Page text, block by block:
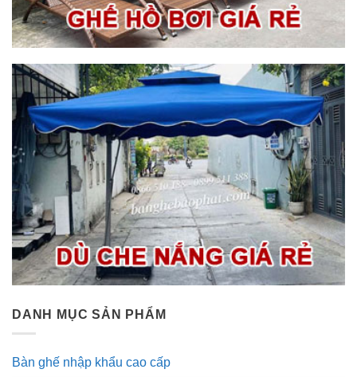
DANH MỤC SẢN PHẨM
Bàn ghế nhập khẩu cao cấp